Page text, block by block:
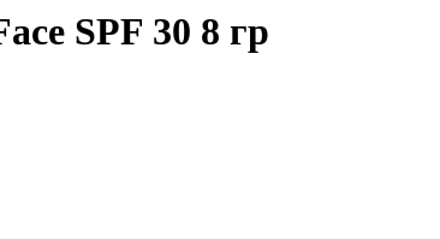
SPF 30 8 гр